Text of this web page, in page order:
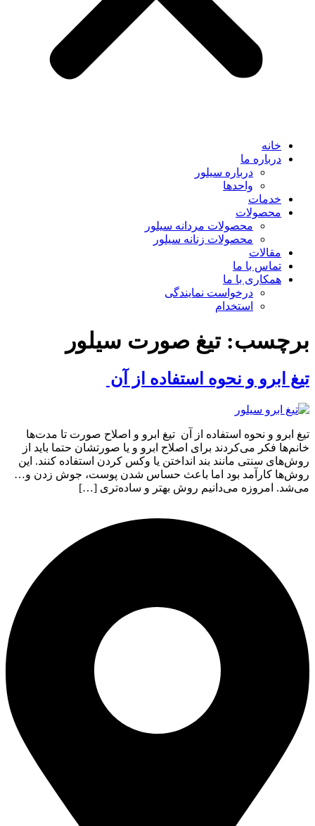
خانه
درباره ما
درباره سیلور
واحدها
خدمات
محصولات
محصولات مردانه سیلور
محصولات زنانه سیلور
مقالات
تماس با ما
همکاری با ما
درخواست نمایندگی
استخدام
برچسب:تیغ صورت سیلور
تیغ ابرو و نحوه استفاده از آن ⁩
تیغ ابرو و نحوه استفاده از آن ⁩ تیغ ابرو و اصلاح صورت تا مدت‌‌ها
خانم‌ها فکر می‌کردند برای اصلاح ابرو و یا صورتشان حتما باید از
روش‌های سنتی مانند بند انداختن یا وکس کردن استفاده کنند. این
روش‌ها کارآمد بود اما باعث حساس شدن پوست، جوش زدن و…
می‌شد. امروزه می‌دانیم روش بهتر و ساده‌تری […]